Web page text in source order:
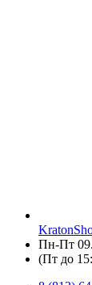
Пн-Пт
(Пт до